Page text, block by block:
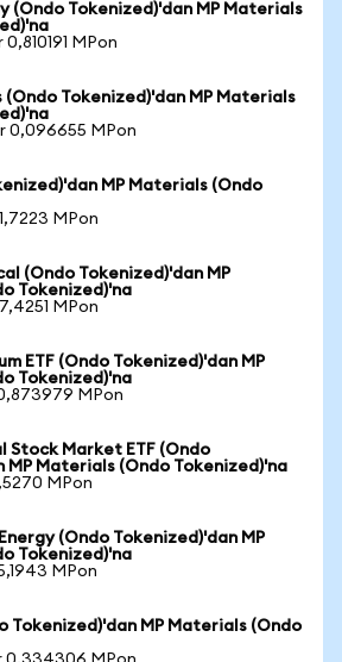
(Ondo Tokenized)'dan MP Materials
MPon
(Ondo Tokenized)'dan MP Materials
0,096655 MPon
MP Materials (Ondo
MPon
(Ondo Tokenized)'dan MP
Tokenized)'na
MPon
ETF (Ondo Tokenized)'dan MP
Tokenized)'na
MPon
Stock Market ETF (Ondo
MP Materials (Ondo Tokenized)'na
MPon
(Ondo Tokenized)'dan MP
Tokenized)'na
MPon
Tokenized)'dan MP Materials (Ondo